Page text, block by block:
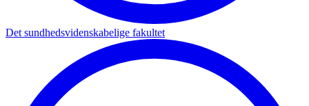
Det sundhedsvidenskabelige fakultet